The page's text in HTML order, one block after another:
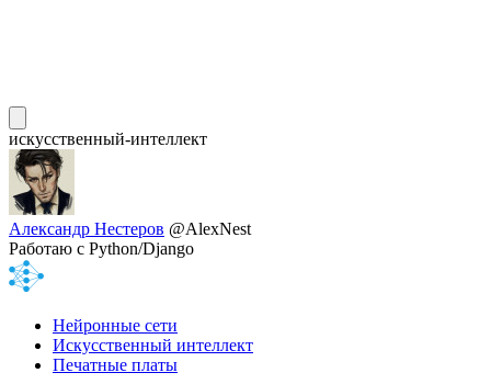
искусственный-интеллект
Александр Нестеров @AlexNest
Работаю с Python/Django
Нейронные сети
Искусственный интеллект
Печатные платы